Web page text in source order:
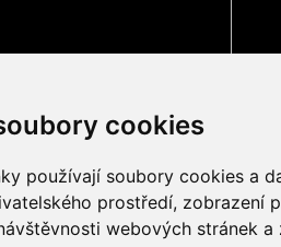
cookies
používají soubory cookies a
prostředí, zobrazení
webových stránek